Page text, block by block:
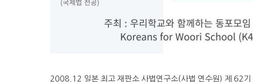
2008.12 일본 최고 재판소 사법연구소(사법 연수원) 제 62기